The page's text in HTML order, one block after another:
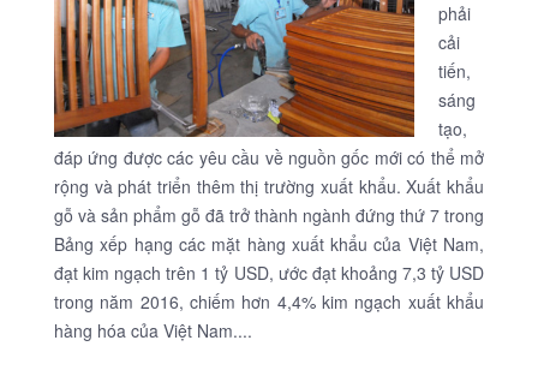
phải
cải
tiến,
sáng
tạo,
đáp ứng được các yêu cầu về nguồn gốc mới có thể mở
rộng và phát triển thêm thị trường xuất khẩu. Xuất khẩu
gỗ và sản phẩm gỗ đã trở thành ngành đứng thứ 7 trong
Bảng xếp hạng các mặt hàng xuất khẩu của Việt Nam,
đạt kim ngạch trên 1 tỷ USD, ước đạt khoảng 7,3 tỷ USD
trong năm 2016, chiếm hơn 4,4% kim ngạch xuất khẩu
hàng hóa của Việt Nam....